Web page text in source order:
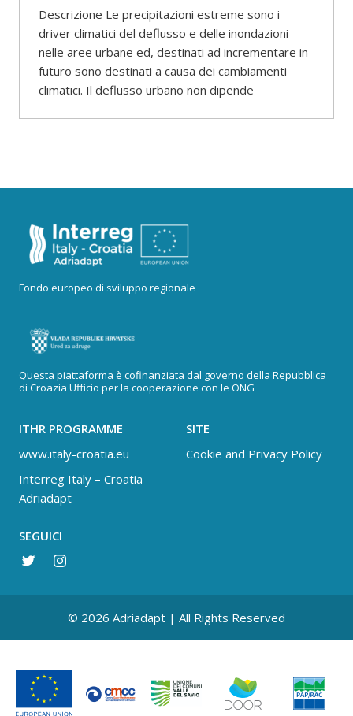
Descrizione Le precipitazioni estreme sono i
driver climatici del deflusso e delle inondazioni
nelle aree urbane ed, destinati ad incrementare in
futuro sono destinati a causa dei cambiamenti
climatici. Il deflusso urbano non dipende
Fondo europeo di sviluppo regionale
Questa piattaforma è cofinanziata dal governo della Repubblica
di Croazia Ufficio per la cooperazione con le ONG
ITHR PROGRAMME
www.italy-croatia.eu
Interreg Italy – Croatia
Adriadapt
SITE
Cookie and Privacy Policy
SEGUICI
© 2026 Adriadapt | All Rights Reserved